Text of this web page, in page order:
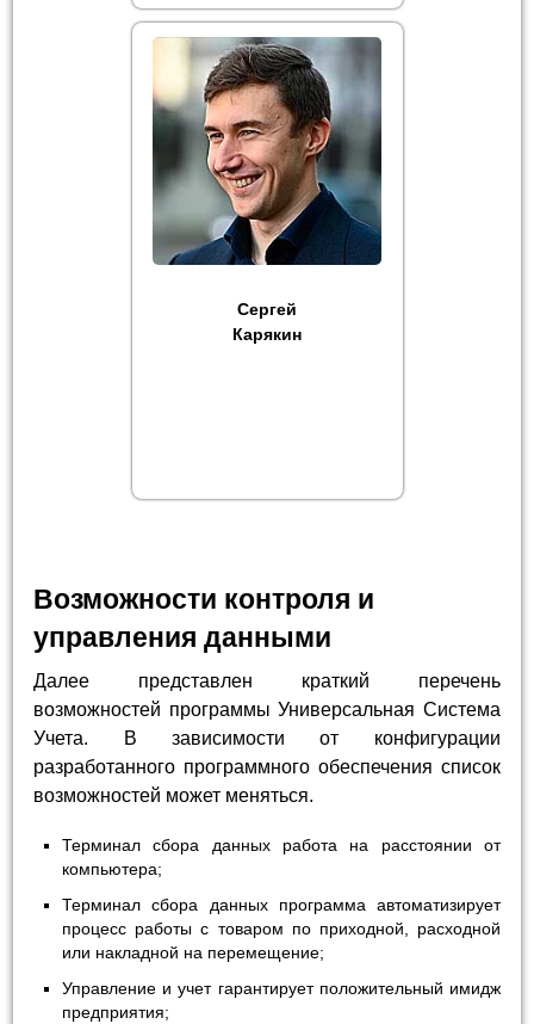
Сергей
Карякин
Возможности контроля и
управления данными
Далее представлен краткий перечень
возможностей программы Универсальная Система
Учета. В зависимости от конфигурации
разработанного программного обеспечения список
возможностей может меняться.
Терминал сбора данных работа на расстоянии от
компьютера;
Терминал сбора данных программа автоматизирует
процесс работы с товаром по приходной, расходной
или накладной на перемещение;
Управление и учет гарантирует положительный имидж
предприятия;